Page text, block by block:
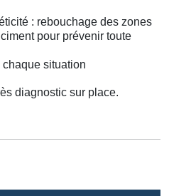
: rebouchage des zones
pour prévenir toute
chaque situation
diagnostic sur place.